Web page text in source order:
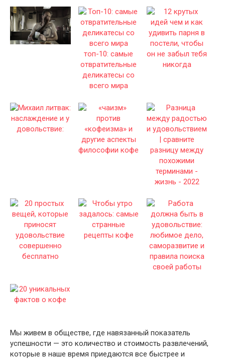
Мы живем в обществе, где навязанный показатель
успешности — это количество и стоимость развлечений,
которые в наше время приедаются все быстрее и